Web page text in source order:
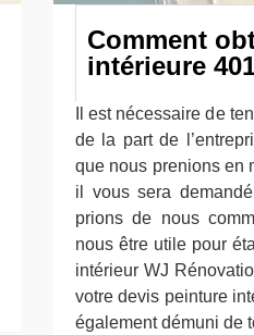
Comment
intérieure
Il est nécessaire de
de la part de
que nous prenions en
il vous sera
prions de nous
nous être utile pour
intérieur WJ
votre devis peinture
également démuni de